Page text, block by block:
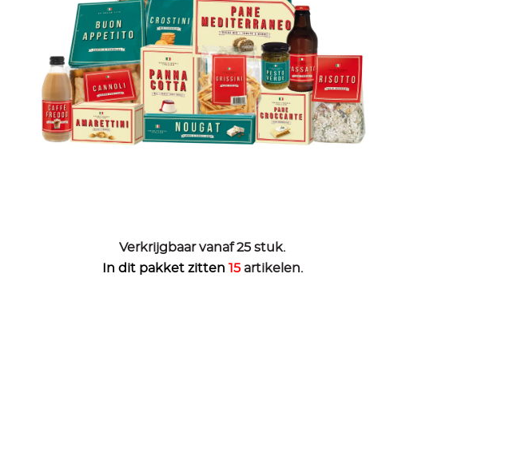
Verkrijgbaar vanaf 25 stuk.
In dit pakket zitten 15 artikelen.